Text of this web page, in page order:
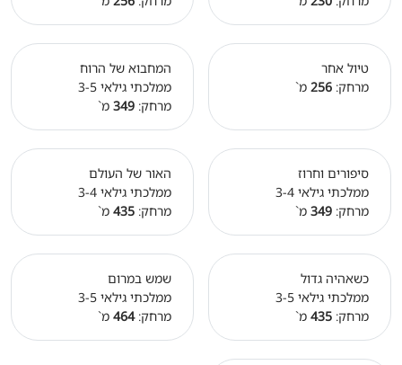
טיול אחר
מרחק: 256 מ`
המחבוא של הרוח
ממלכתי גילאי 3-5
מרחק: 349 מ`
סיפורים וחרוז
ממלכתי גילאי 3-4
מרחק: 349 מ`
האור של העולם
ממלכתי גילאי 3-4
מרחק: 435 מ`
כשאהיה גדול
ממלכתי גילאי 3-5
מרחק: 435 מ`
שמש במרום
ממלכתי גילאי 3-5
מרחק:464 מ`